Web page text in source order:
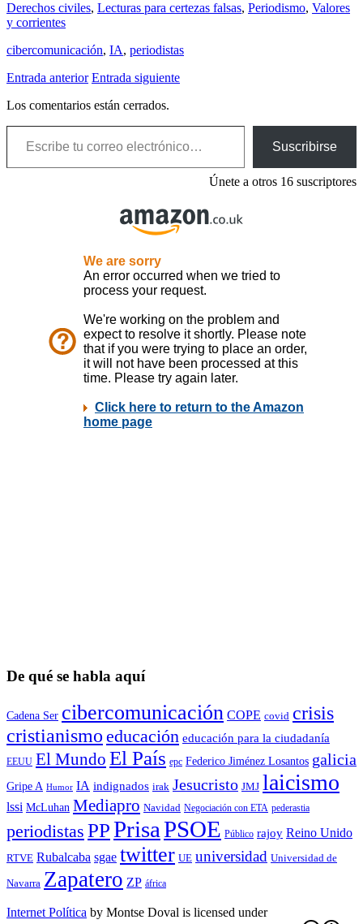
Derechos civiles, Lecturas para certezas falsas, Periodismo, Valores
y corrientes
cibercomunicación, IA, periodistas
Entrada anterior Entrada siguiente
Los comentarios están cerrados.
Escribe tu correo electrónico…
Suscribirse
Únete a otros 16 suscriptores
De qué se habla aquí
Cadena Ser cibercomunicación COPE covid crisis
cristianismo educación educación para la ciudadaní­a
EEUU El Mundo El País epc Federico Jiménez Losantos galicia
Gripe A Humor IA indignados irak Jesucristo JMJ laicismo
lssi McLuhan Mediapro Navidad Negociación con ETA pederastia
periodistas PPPrisaPSOE Público rajoy Reino Unido
RTVE Rubalcaba sgae twitter UE universidad Universidad de
Navarra Zapatero ZP áfrica
Internet Política by Montse Doval is licensed under